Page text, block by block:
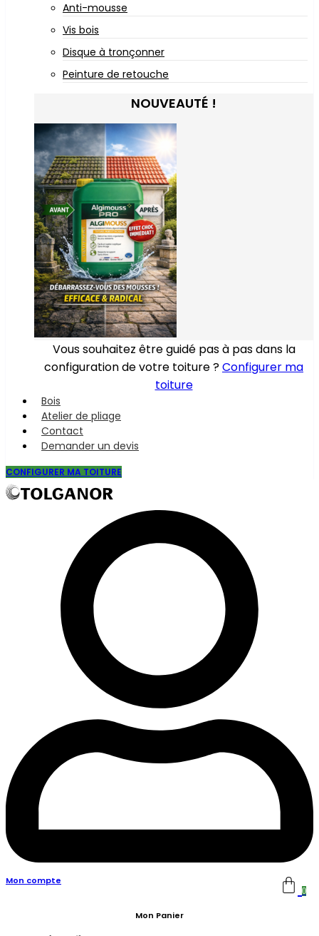
Anti-mousse
Vis bois
Disque à tronçonner
Peinture de retouche
NOUVEAUTÉ !
Vous souhaitez être guidé pas à pas dans la
configuration de votre toiture ?Configurer ma
toiture
Bois
Atelier de pliage
Contact
Demander un devis
CONFIGURER MA TOITURE
Mon compte
0
Mon Panier